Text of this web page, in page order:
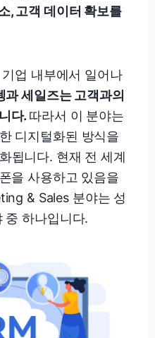
, 고객 데이터 확보를
업 내부에서 일어나
과 세일즈는 고객과의
다. 따라서 이 분야는
디지털화된 방식을
됩니다. 현재 전 세계
을 사용하고 있음을
& Sales 분야는 성
중 하나입니다.